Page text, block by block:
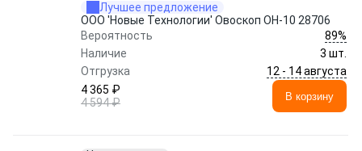
Лучшее предложение
ООО 'Новые Технологии' Овоскоп ОН-10 28706
Вероятность
89%
Наличие
3 шт.
Отгрузка
12 - 14 августа
4 365 ₽
4 594 ₽
В корзину